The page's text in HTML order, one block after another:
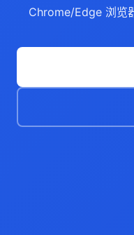
Chrome/Edge 浏览